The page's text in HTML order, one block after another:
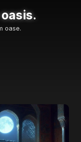
oase.